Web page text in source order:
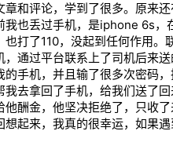
章和评论，学到了很多。原来
我也丢过手机，是iphone 6s，
也打了110，没起到任何作用。
，通过平台联系上了司机后来
的手机，并且输了很多次密码，
我去拿回了手机，给我们送了回
他酬金，他坚决拒绝了，只收了
想起来，我真的很幸运，如果